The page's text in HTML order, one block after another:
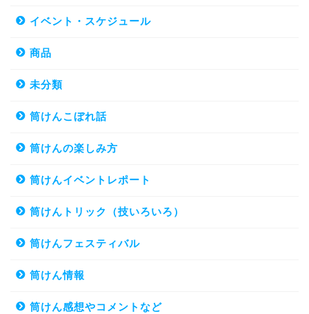
イベント・スケジュール
商品
未分類
筒けんこぼれ話
筒けんの楽しみ方
筒けんイベントレポート
筒けんトリック（技いろいろ）
筒けんフェスティバル
筒けん情報
筒けん感想やコメントなど